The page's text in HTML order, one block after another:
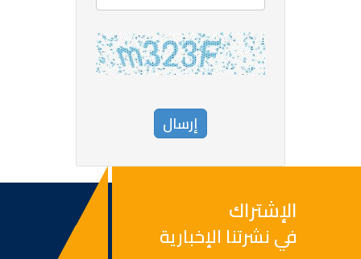
الإشتراك
في نشرتنا الإخبارية